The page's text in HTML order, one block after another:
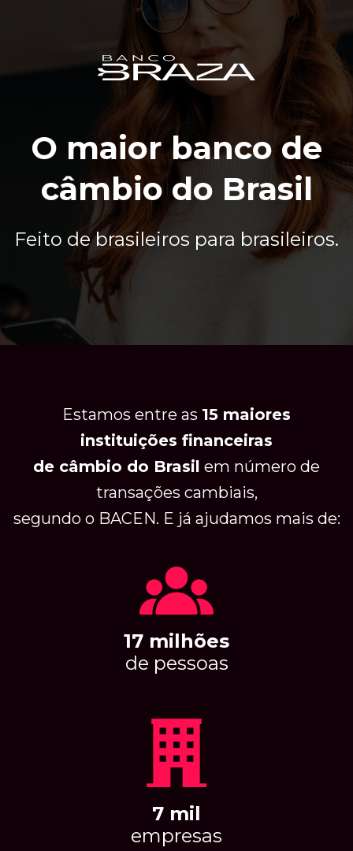
O maior bancode
câmbiodo Brasil
Feito de brasileiros para brasileiros.
Estamos entre as 15 maiores
instituições financeiras
de câmbio do Brasil em número de
transações cambiais,
​segundo o BACEN. ​E já ajudamos mais de:
17 milhões
​de pessoas
7 mil
empresas